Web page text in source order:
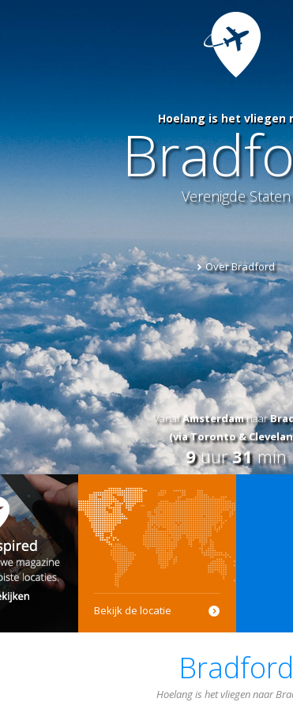
Hoelang is het vliegen
Verenigde Staten
Over Bradford
VanafAmsterdamnaar
(via Toronto &
9uur31min
Bekijk de locatie
Bradford
Hoelang is het vliegen naar